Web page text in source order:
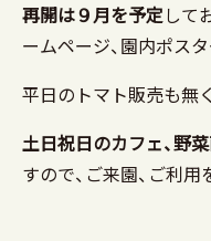
再開は９月を予定して
ームページ、園内ポス
平日のトマト販売も無
土日祝日のカフェ、野
すので、ご来園、ご利